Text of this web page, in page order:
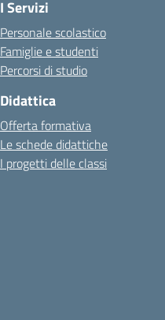
I Servizi
Personale scolastico
Famiglie e studenti
Percorsi di studio
Didattica
Offerta formativa
Le schede didattiche
I progetti delle classi